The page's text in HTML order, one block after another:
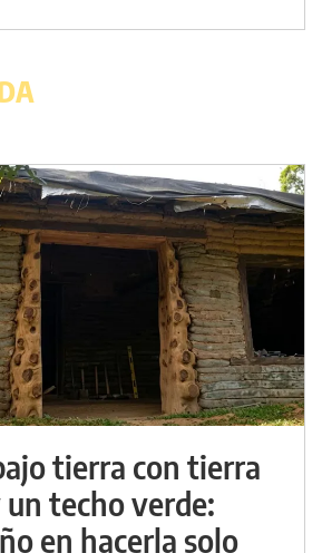
tierra con tierra
techo verde:
en hacerla solo